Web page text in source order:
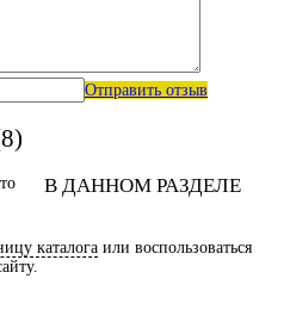
Отправить отзыв
В ДАННОМ РАЗДЕЛЕ
каталога или воспользоваться